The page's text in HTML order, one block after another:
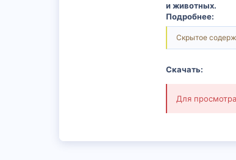
и животных.
Подробнее:
Скрытое
Скачать:
Для